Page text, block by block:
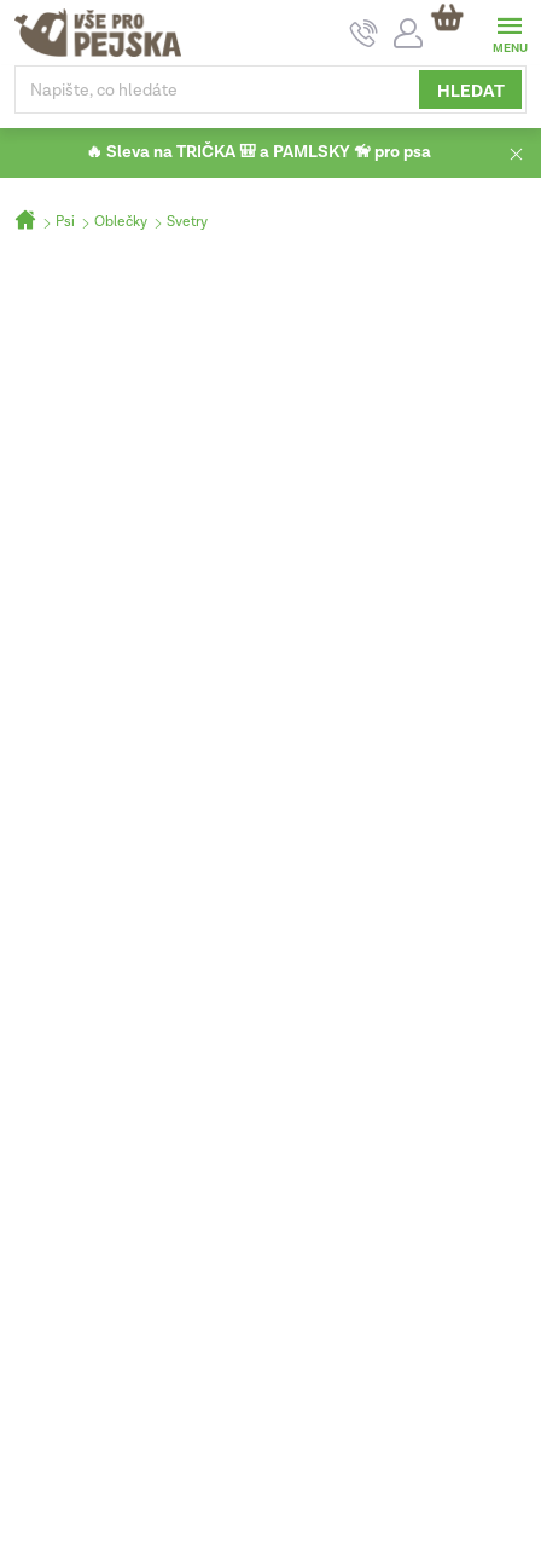
Přejít
obsah
HLEDAT
NÁKUPNÍ
KOŠÍK
🔥 Sleva na TRIČKA 🎒 a PAMLSKY 🦮 pro psa
Domů
Psi Oblečky Svetry